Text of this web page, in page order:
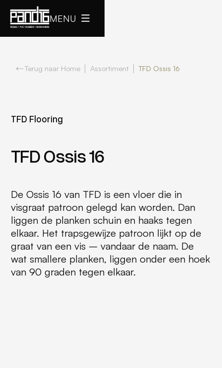
MENU
Terug naar Home Assortiment TFD Ossis 16
TFD Flooring
TFD Ossis 16
De Ossis 16 van TFD is een vloer die in
visgraat patroon gelegd kan worden. Dan
liggen de planken schuin en haaks tegen
elkaar. Het trapsgewijze patroon lijkt op de
graat van een vis – vandaar de naam. De
wat smallere planken, liggen onder een hoek
van 90 graden tegen elkaar.